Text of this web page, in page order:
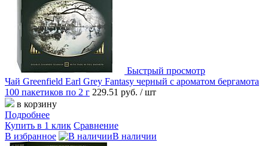
Быстрый просмотр
Чай Greenfield Earl Grey Fantasy черный с ароматом бергамота
100 пакетиков по 2 г 229.51 руб. / шт
в корзину
Подробнее
Купить в 1 клик Сравнение
В избранное
В наличии